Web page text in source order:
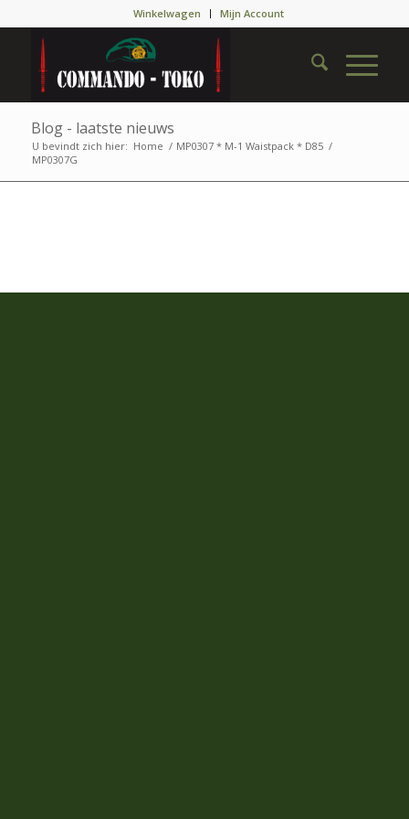
Winkelwagen Mijn Account
Blog - laatste nieuws
U bevindt zich hier: Home / MP0307 * M-1 Waistpack * D85 /
MP0307G